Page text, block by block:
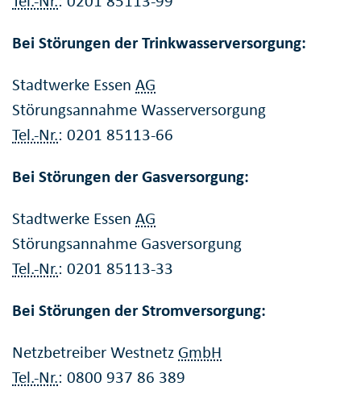
Bei Störungen der Trinkwasserversorgung:
Stadtwerke Essen AG
Störungsannahme Wasserversorgung
Tel.-Nr.: 0201 85113-66
Bei Störungen der Gasversorgung:
Stadtwerke Essen AG
Störungsannahme Gasversorgung
Tel.-Nr.: 0201 85113-33
Bei Störungen der Stromversorgung:
Netzbetreiber Westnetz GmbH
Tel.-Nr.: 0800 937 86 389